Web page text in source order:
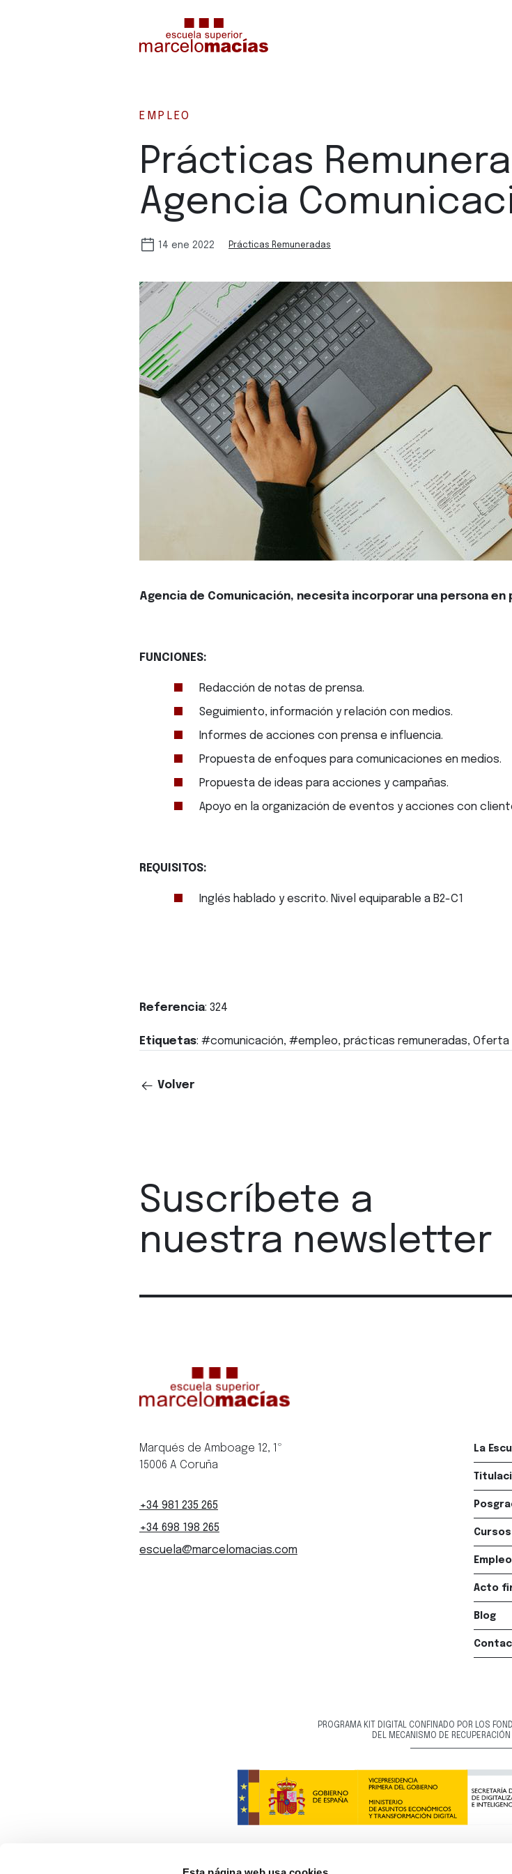
EMPLEO
Prácticas
Agencia
14 ene 2022 Prácticas Remuneradas
Agencia de Comunicación, necesita incorporar una persona
FUNCIONES:
Redacción de notas de prensa.
Seguimiento, información y relación con medios.
Informes de acciones con prensa e influencia.
Propuesta de enfoques para comunicaciones en medios.
Propuesta de ideas para acciones y campañas.
Apoyo en la organización de eventos y acciones con
REQUISITOS:
Inglés hablado y escrito. Nivel equiparable a B2-C1
Referencia: 324
Etiquetas: #comunicación, #empleo, prácticas remuneradas, Oferta
Volver
Suscríbete a
nuestra newsletter
Marqués de Amboage 12, 1º
15006 A Coruña
+34 981 235 265
+34 698 198 265
escuela@marcelomacias.com
La
Cursos
Empleo
Acto
Blog
PROGRAMA KIT DIGITAL CONFINADO POR LOS
DEL MECANISMO DE